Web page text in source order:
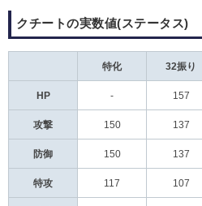
クチートの実数値(ステータス)
特化 32振り
HP - 157
攻撃 150 137
防御 150 137
特攻 117 107